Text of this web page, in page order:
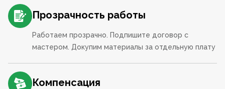
Прозрачность работы
Работаем прозрачно. Подпишите договор с
мастером. Докупим материалы за отдельную плату
Компенсация